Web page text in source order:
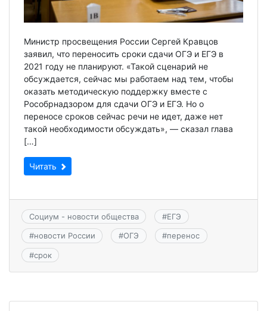
Министр просвещения России Сергей Кравцов
заявил, что переносить сроки сдачи ОГЭ и ЕГЭ в
2021 году не планируют. «Такой сценарий не
обсуждается, сейчас мы работаем над тем, чтобы
оказать методическую поддержку вместе с
Рособрнадзором для сдачи ОГЭ и ЕГЭ. Но о
переносе сроков сейчас речи не идет, даже нет
такой необходимости обсуждать», — сказал глава
[…]
Читать
Социум - новости общества #ЕГЭ
#новости России #ОГЭ #перенос
#срок